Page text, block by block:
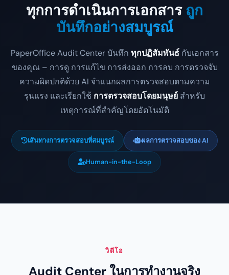
ทุกการดำเนินการเอกสารถูก
บันทึกอย่างสมบูรณ์
PaperOffice Audit Center บันทึก ทุกปฏิสัมพันธ์ กับเอกสาร
ของคุณ – การดู การแก้ไข การส่งออก การลบ การตรวจจับ
ความผิดปกติด้วย AI จำแนกผลการตรวจสอบตามความ
รุนแรง และเรียกใช้ การตรวจสอบโดยมนุษย์ สำหรับ
เหตุการณ์ที่สำคัญโดยอัตโนมัติ
เส้นทางการตรวจสอบที่สมบูรณ์ ผลการตรวจสอบของ AI
Human-in-the-Loop
วิดีโอ
Audit Center ในการทำงานจริง